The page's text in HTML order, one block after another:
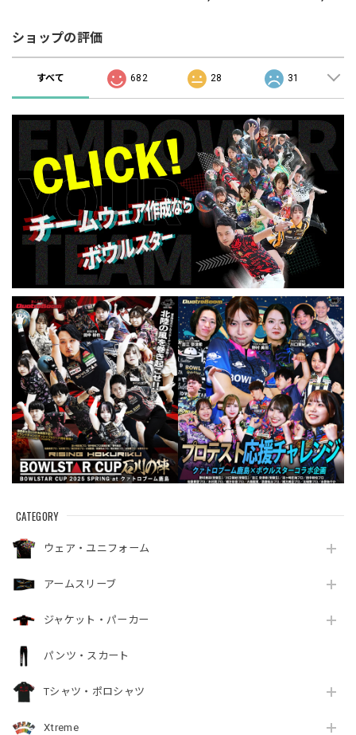
CATEGORY
ウェア・ユニフォーム
アームスリーブ
ジャケット・パーカー
パンツ・スカート
Tシャツ・ポロシャツ
Xtreme
ンタイム6枚）
ショップの評価
すべて 682 28 31